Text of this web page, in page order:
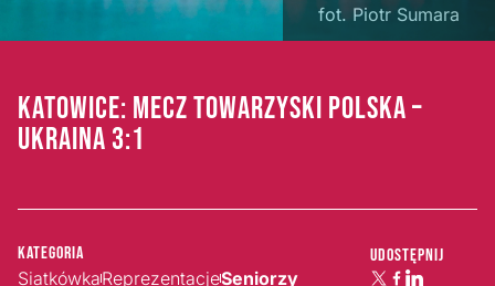
fot. Piotr Sumara
KATOWICE: MECZ TOWARZYSKI POLSKA –
UKRAINA 3:1
Kategoria
SiatkówkaReprezentacjeSeniorzy
Udostępnij